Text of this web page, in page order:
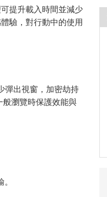
提升載入時間並減少
驗，對行動中的使用
彈出視窗，加密劫持
瀏覽時保護效能與